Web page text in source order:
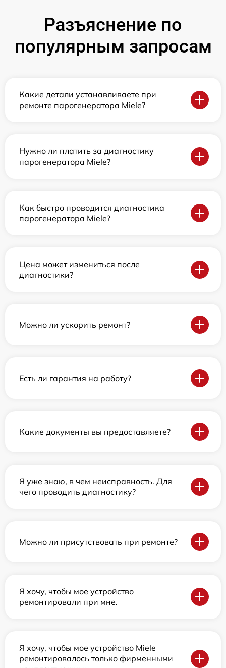
Разъяснение по
популярным запросам
Какие детали устанавливаете при
ремонте парогенератора Miele?
Нужно ли платить за диагностику
парогенератора Miele?
Как быстро проводится диагностика
парогенератора Miele?
Цена может измениться после
диагностики?
Можно ли ускорить ремонт?
Есть ли гарантия на работу?
Какие документы вы предоставляете?
Я уже знаю, в чем неисправность. Для
чего проводить диагностику?
Можно ли присутствовать при ремонте?
Я хочу, чтобы мое устройство
ремонтировали при мне.
Я хочу, чтобы мое устройство Miele
ремонтировалось только фирменными